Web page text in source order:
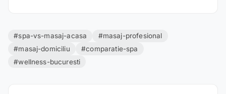
#spa-vs-masaj-acasa
#masaj-profesional
#masaj-domiciliu
#comparatie-spa
#wellness-bucuresti